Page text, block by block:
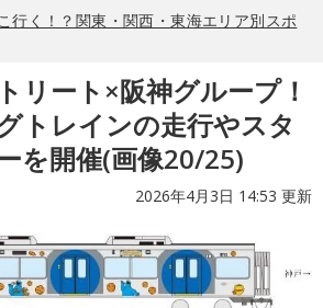
行く！？関東・関西・東海エリア別スポ
リート×阪神グループ！
トレインの走行やスタ
を開催(画像20/25)
2026年4月3日 14:53 更新